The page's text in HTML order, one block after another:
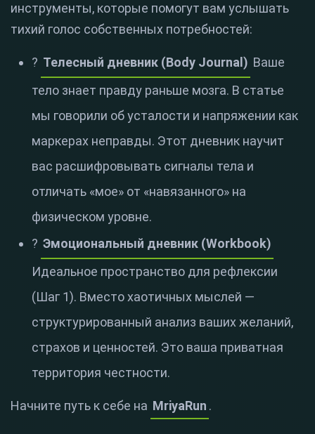
инструменты, которые помогут вам услышать
тихий голос собственных потребностей:
? Телесный дневник (Body Journal) Ваше
тело знает правду раньше мозга. В статье
мы говорили об усталости и напряжении как
маркерах неправды. Этот дневник научит
вас расшифровывать сигналы тела и
отличать «мое» от «навязанного» на
физическом уровне.
? Эмоциональный дневник (Workbook)
Идеальное пространство для рефлексии
(Шаг 1). Вместо хаотичных мыслей —
структурированный анализ ваших желаний,
страхов и ценностей. Это ваша приватная
территория честности.
Начните путь к себе на MriyaRun .